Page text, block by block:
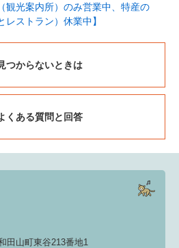
観光案内所）のみ営業中、特産の
ストラン）休業中】
つからないときは
くある質問と回答
田山町東谷213番地1